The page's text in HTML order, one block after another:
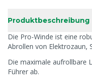
Produktbeschreibung
Die Pro-Winde ist eine
Abrollen von Elektrozaun,
Die maximale aufrollbare
Führer ab.